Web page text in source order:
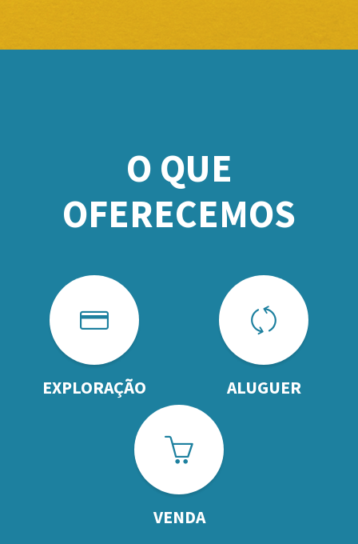
O QUE
OFERECEMOS
EXPLORAÇÃO ALUGUER
VENDA